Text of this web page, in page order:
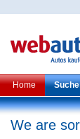
Home
We are